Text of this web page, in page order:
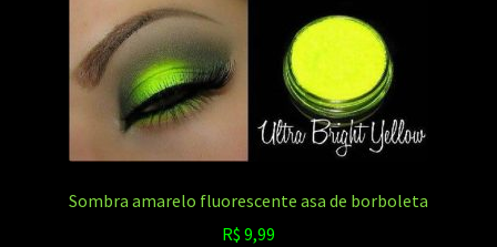
Sombra amarelo fluorescente asa de borboleta
R$ 9,99